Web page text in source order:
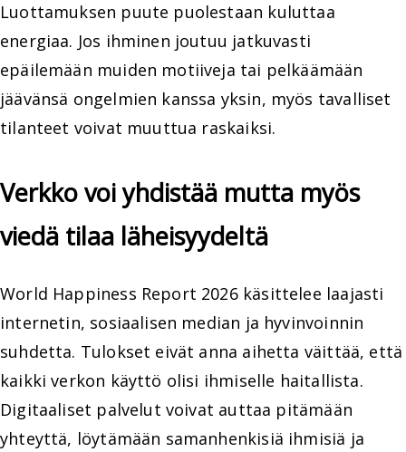
Luottamuksen puute puolestaan kuluttaa
energiaa. Jos ihminen joutuu jatkuvasti
epäilemään muiden motiiveja tai pelkäämään
jäävänsä ongelmien kanssa yksin, myös tavalliset
tilanteet voivat muuttua raskaiksi.
Verkko voi yhdistää mutta myös
viedä tilaa läheisyydeltä
World Happiness Report 2026 käsittelee laajasti
internetin, sosiaalisen median ja hyvinvoinnin
suhdetta. Tulokset eivät anna aihetta väittää, että
kaikki verkon käyttö olisi ihmiselle haitallista.
Digitaaliset palvelut voivat auttaa pitämään
yhteyttä, löytämään samanhenkisiä ihmisiä ja